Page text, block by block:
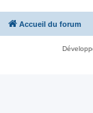
Accueil du forum